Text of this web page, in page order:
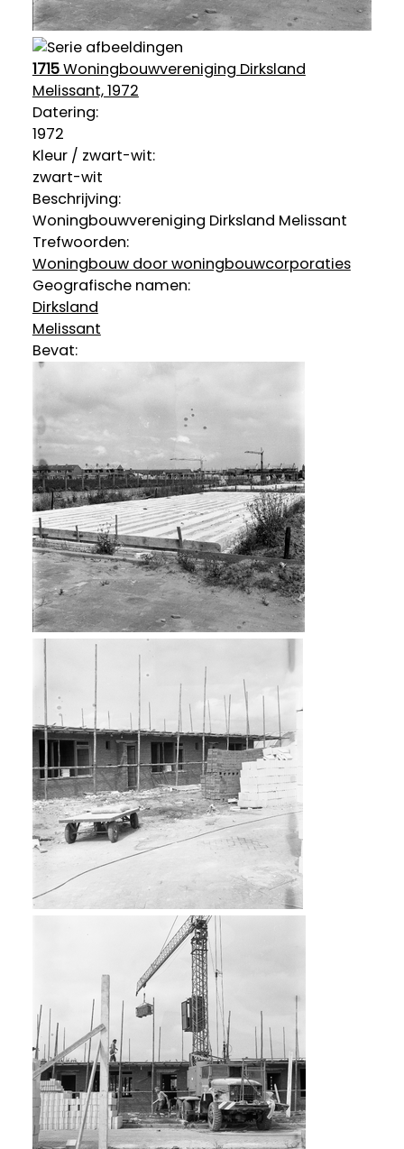
1715Woningbouwvereniging Dirksland
Melissant, 1972
Datering:
1972
Kleur / zwart-wit:
zwart-wit
Beschrijving:
Woningbouwvereniging Dirksland Melissant
Trefwoorden:
Woningbouw door woningbouwcorporaties
Geografische namen:
Dirksland
Melissant
Bevat: